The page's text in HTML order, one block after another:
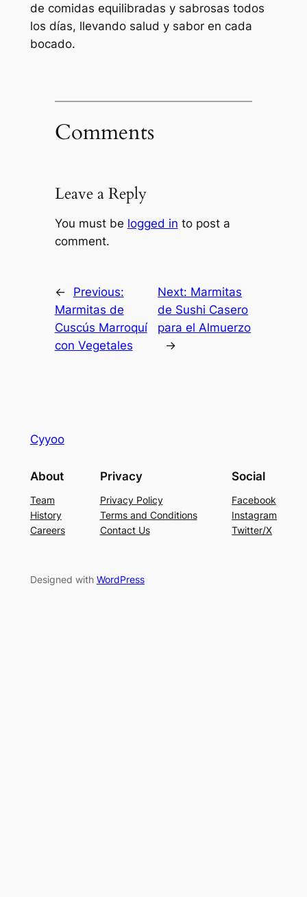
de comidas equilibradas y sabrosas todos
los días, llevando salud y sabor en cada
bocado.
Comments
Leave a Reply
You must be logged in to post a
comment.
←
Previous:
Marmitas de
Cuscús Marroquí
con Vegetales
Next: Marmitas
de Sushi Casero
para el Almuerzo
→
Cyyoo
About
Team
History
Careers
Privacy
Privacy Policy
Terms and Conditions
Contact Us
Social
Facebook
Instagram
Twitter/X
Designed with WordPress